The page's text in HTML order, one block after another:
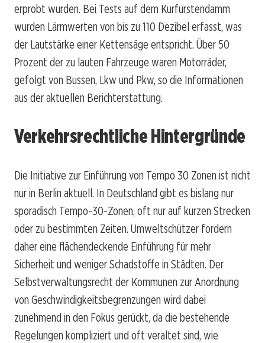
erprobt wurden. Bei Tests auf dem Kurfürstendamm
wurden Lärmwerten von bis zu 110 Dezibel erfasst, was
der Lautstärke einer Kettensäge entspricht. Über 50
Prozent der zu lauten Fahrzeuge waren Motorräder,
gefolgt von Bussen, Lkw und Pkw, so die Informationen
aus der aktuellen Berichterstattung.
Verkehrsrechtliche Hintergründe
Die Initiative zur Einführung von Tempo 30 Zonen ist nicht
nur in Berlin aktuell. In Deutschland gibt es bislang nur
sporadisch Tempo-30-Zonen, oft nur auf kurzen Strecken
oder zu bestimmten Zeiten. Umweltschützer fordern
daher eine flächendeckende Einführung für mehr
Sicherheit und weniger Schadstoffe in Städten. Der
Selbstverwaltungsrecht der Kommunen zur Anordnung
von Geschwindigkeitsbegrenzungen wird dabei
zunehmend in den Fokus gerückt, da die bestehende
Regelungen kompliziert und oft veraltet sind, wie